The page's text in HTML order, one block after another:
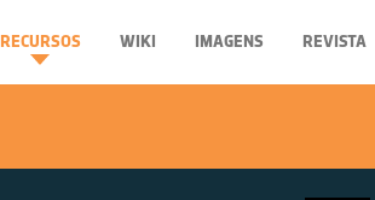
RECURSOS WIKI IMAGENS REVISTA